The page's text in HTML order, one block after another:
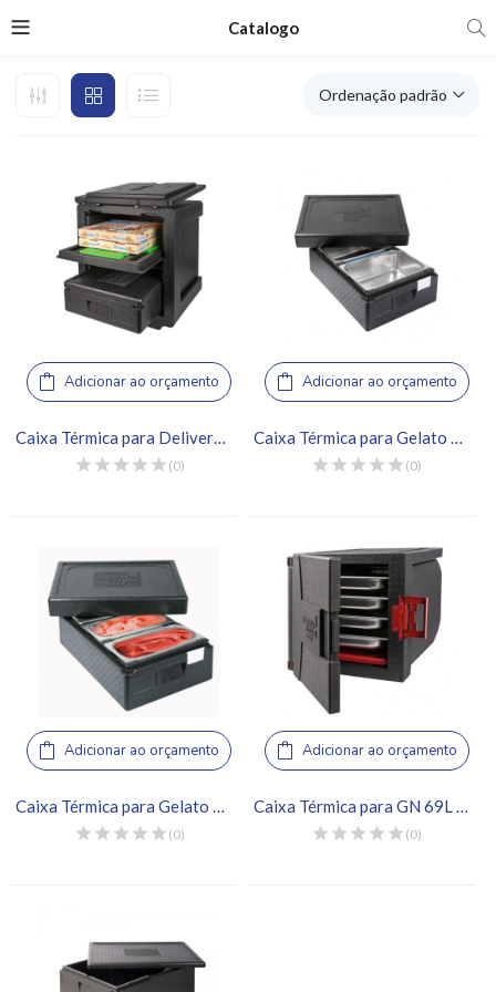
Catalogo
Ordenação padrão
Adicionar ao orçamento
Caixa Térmica para Delivery 85L – Thermo Future Box
(0)
Adicionar ao orçamento
Caixa Térmica para Gelato 2 Cubas – Thermo Future Box
(0)
Adicionar ao orçamento
Caixa Térmica para Gelato 3 Cubas – Thermo Future Box
(0)
Adicionar ao orçamento
Caixa Térmica para GN 69L – Thermo Future Box
(0)